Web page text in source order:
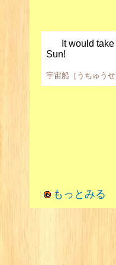
It would
Sun!
宇宙船［うちゅう
もっとみる